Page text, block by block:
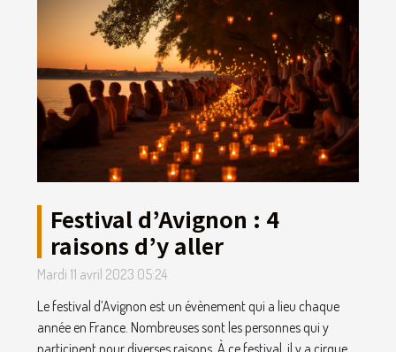
Festival d’Avignon : 4
raisons d’y aller
Mardi 11 avril 2023 05:24
Le festival d’Avignon est un évènement qui a lieu chaque
année en France. Nombreuses sont les personnes qui y